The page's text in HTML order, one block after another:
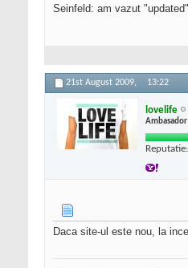
Seinfeld: am vazut
21st August 2009, 13:22
lovelife
Ambasador
Reputatie:
Daca site-ul este nou, la